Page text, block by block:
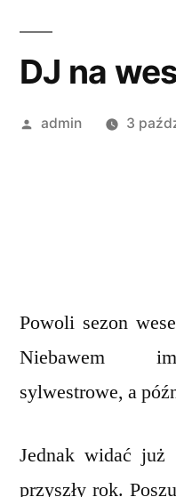
DJ na
Opublikowany
admin 3
Powoli sezon
Niebawem
sylwestrowe, a
Jednak widać już
przyszły rok.